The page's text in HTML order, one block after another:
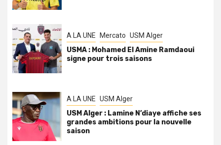
A LA UNE Mercato USM Alger
USMA : Mohamed El Amine Ramdaoui
signe pour trois saisons
A LA UNE USM Alger
USM Alger : Lamine N’diaye affiche ses
grandes ambitions pour la nouvelle
saison